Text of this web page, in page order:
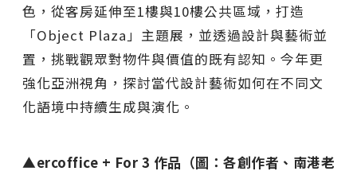
色，從客房延伸至1樓與10樓公共區域，打造
「Object Plaza」主題展，並透過設計與藝術並
置，挑戰觀眾對物件與價值的既有認知。今年更
強化亞洲視角，探討當代設計藝術如何在不同文
化語境中持續生成與演化。
▲ercoffice + For 3 作品（圖：各創作者、南港老